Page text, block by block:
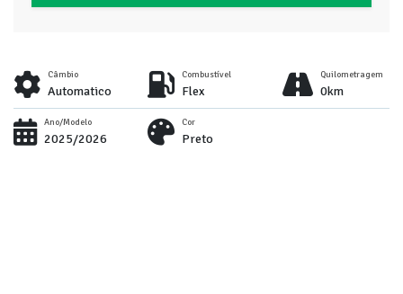
Câmbio
Automatico
Combustível
Flex
Quilometragem
0km
Ano/Modelo
2025/2026
Cor
Preto